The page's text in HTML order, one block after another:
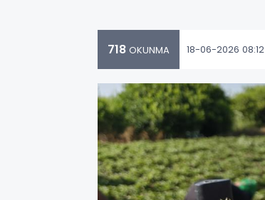
718 OKUNMA 18-06-2026 08:12